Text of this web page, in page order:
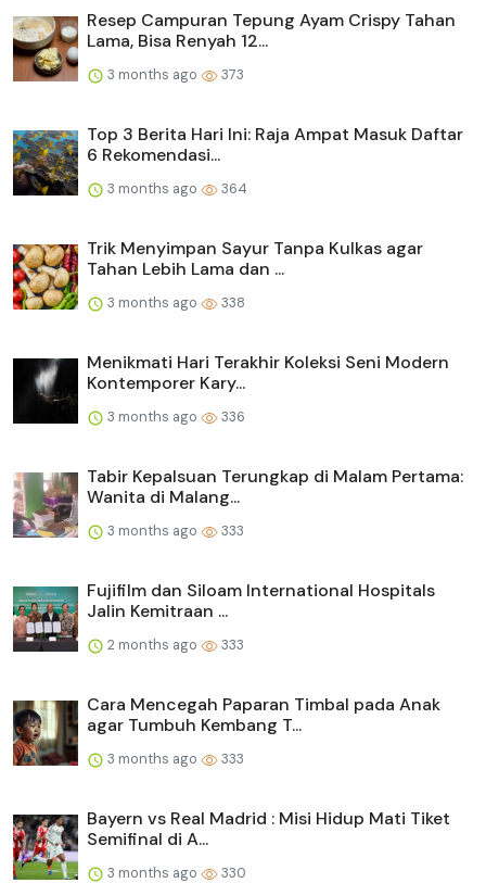
Resep Campuran Tepung Ayam Crispy Tahan
Lama, Bisa Renyah 12...
3 months ago 373
Top 3 Berita Hari Ini: Raja Ampat Masuk Daftar
6 Rekomendasi...
3 months ago 364
Trik Menyimpan Sayur Tanpa Kulkas agar
Tahan Lebih Lama dan ...
3 months ago 338
Menikmati Hari Terakhir Koleksi Seni Modern
Kontemporer Kary...
3 months ago 336
Tabir Kepalsuan Terungkap di Malam Pertama:
Wanita di Malang...
3 months ago 333
Fujifilm dan Siloam International Hospitals
Jalin Kemitraan ...
2 months ago 333
Cara Mencegah Paparan Timbal pada Anak
agar Tumbuh Kembang T...
3 months ago 333
Bayern vs Real Madrid : Misi Hidup Mati Tiket
Semifinal di A...
3 months ago 330